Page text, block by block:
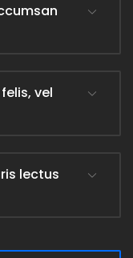
vel
lectus